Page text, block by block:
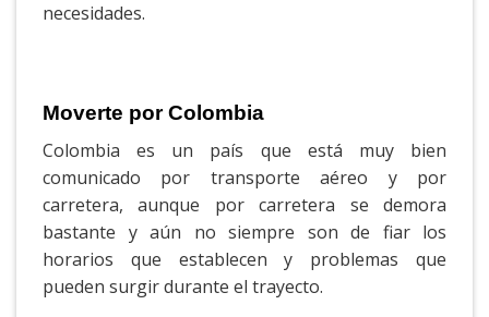
necesidades.
Moverte por Colombia
Colombia es un país que está muy bien
comunicado por transporte aéreo y por
carretera, aunque por carretera se demora
bastante y aún no siempre son de fiar los
horarios que establecen y problemas que
pueden surgir durante el trayecto.